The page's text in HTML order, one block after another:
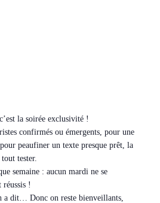
la soirée exclusivité !
confirmés ou émergents, pour une
peaufiner un texte presque prêt, la
tester.
semaine : aucun mardi ne se
réussis !
a dit… Donc on reste bienveillants,